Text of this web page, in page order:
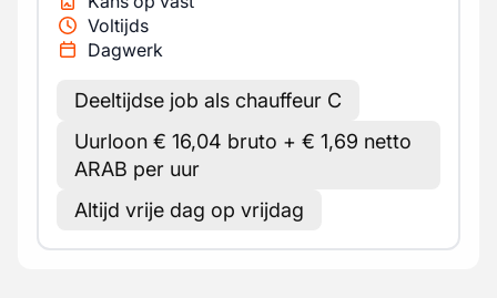
Voltijds
Dagwerk
Deeltijdse job als chauffeur C
Uurloon € 16,04 bruto + € 1,69 netto
ARAB per uur
Altijd vrije dag op vrijdag